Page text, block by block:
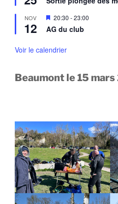
t
a
t
s
n
a
n
NOV
12
M
i
s
n
n
20:30 -23:00
AG du club
Voir le calendrier
Beaumont le 15